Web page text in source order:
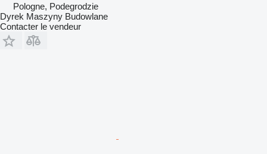
Pologne, Podegrodzie
Dyrek Maszyny Budowlane
Contacter le vendeur